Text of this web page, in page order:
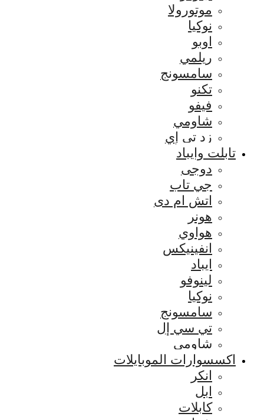
موتورولا
نوكيا
اوبو
ريلمي
سامسونج
تكنو
فيفو
شاومي
زد تي إي
تابلت وايباد
دوجى
جي تاب
اتش ام دى
هونر
هواوي
انفينيكس
ايباد
لينوفو
نوكيا
سامسونج
تي سي إل
شاومي
اكسسوارات الموبايلات
انكر
ابل
كابلات